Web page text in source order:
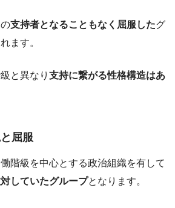
支持者となることもなく屈服したグ
ます。
と異なり 支持に繋がる性格構造はあ
屈服
階級を中心とする政治組織を有して
していたグループとなります。